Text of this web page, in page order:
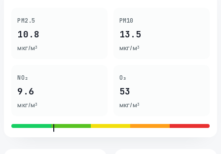
PM2.5
10.8
мкг/м³
PM10
13.5
мкг/м³
NO₂
9.6
мкг/м³
O₃
53
мкг/м³